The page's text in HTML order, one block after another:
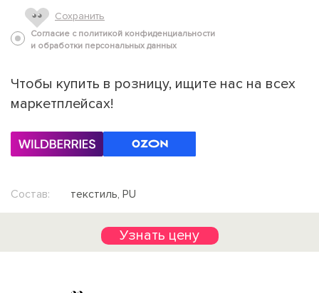
Сохранить
Согласие с политикой конфиденциальности
и обработки персональных данных
Чтобы купить в розницу, ищите нас на всех
маркетплейсах!
Состав: текстиль, PU
Узнать цену